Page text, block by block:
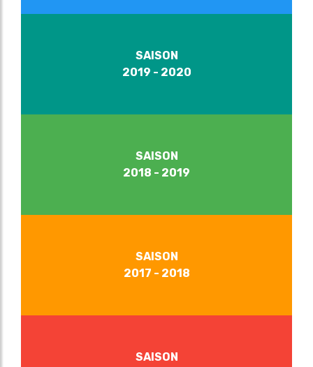
SAISON
2019 - 2020
SAISON
2018 - 2019
SAISON
2017 - 2018
SAISON